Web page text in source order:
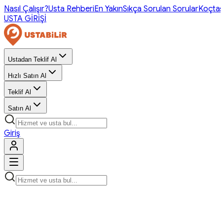
Nasıl Çalışır?Usta RehberiEn YakınSıkça Sorulan Sorular
USTA GİRİŞİ
Ustadan Teklif Al
Hızlı Satın Al
Teklif Al
Satın Al
Giriş